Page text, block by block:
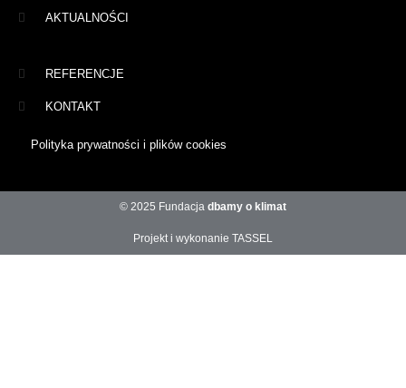
AKTUALNOŚCI
REFERENCJE
KONTAKT
Polityka prywatności i plików cookies
© 2025 Fundacja dbamy o klimat
Projekt i wykonanie TASSEL